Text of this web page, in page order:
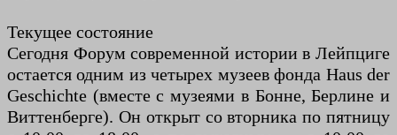
Текущее состояние
Сегодня Форум современной истории в Лейпциге
остается одним из четырех музеев фонда Haus der
Geschichte (вместе с музеями в Бонне, Берлине и
Виттенберге). Он открыт со вторника по пятницу